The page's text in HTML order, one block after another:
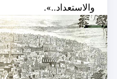
والاستعداد..».